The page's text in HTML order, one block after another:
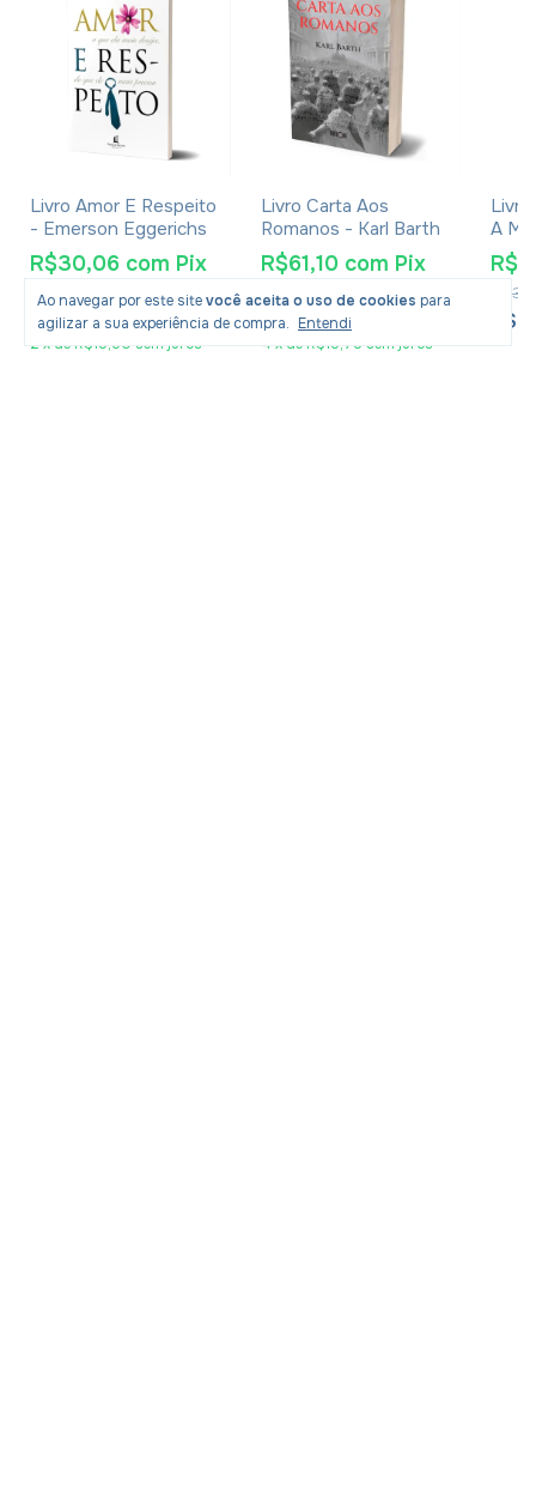
Ao navegar por este sitevocê aceita o uso de cookies para
agilizar a sua experiência de compra. Entendi
Livro Amor E Respeito
- Emerson Eggerichs
R$30,99-37%OFF
R$48,90
R$30,06 com Pix
2 x de R$15,50 sem juros
Livro Carta Aos
Romanos - Karl Barth
R$62,99-
R$97,90
R$61,10 com Pix
4 x de R$15,75 sem juros
A